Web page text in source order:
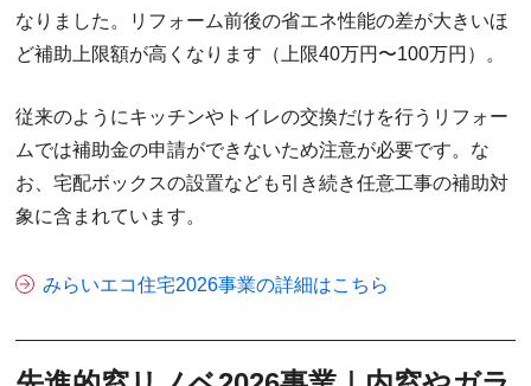
なりました。リフォーム前後の省エネ性能の差が大きいほ
ど補助上限額が高くなります（上限40万円〜100万円）。
従来のようにキッチンやトイレの交換だけを行うリフォー
ムでは補助金の申請ができないため注意が必要です。な
お、宅配ボックスの設置なども引き続き任意工事の補助対
象に含まれています。
みらいエコ住宅2026事業の詳細はこちら